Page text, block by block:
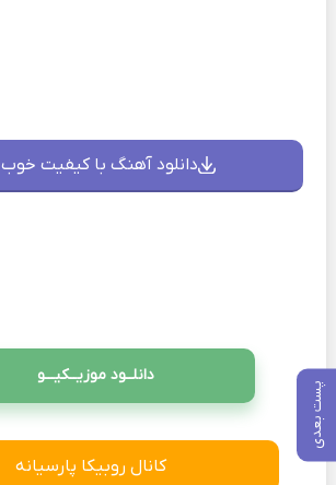
پست بعدی
دانلود آهنگ با کیفیت خوب 128
دانلــود موزیــکیـــو
کانال روبیکا پارسیانه